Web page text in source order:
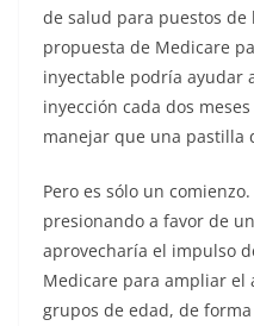
de salud para puestos de
propuesta de Medicare
inyectable podría ayudar
inyección cada dos
manejar que una pastilla
Pero es sólo un
presionando a favor de
aprovecharía el impulso
Medicare para ampliar el
grupos de edad, de